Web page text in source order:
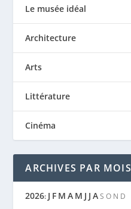
Le musée idéal
Architecture
Arts
Littérature
Cinéma
ARCHIVES PAR MOIS
2026: J F M A M J J A S O N D